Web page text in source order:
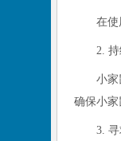
在使
2.
小家
确保小家
3.